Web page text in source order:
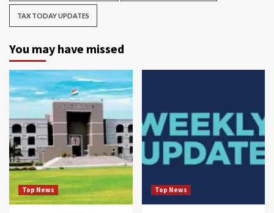
TAX TODAY UPDATES
You may have missed
Top News Top News